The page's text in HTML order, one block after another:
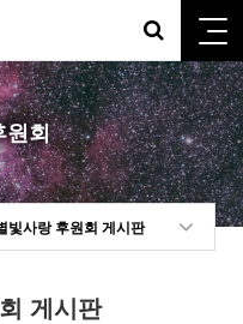
원회
빛사랑 후원회 게시판
게시판